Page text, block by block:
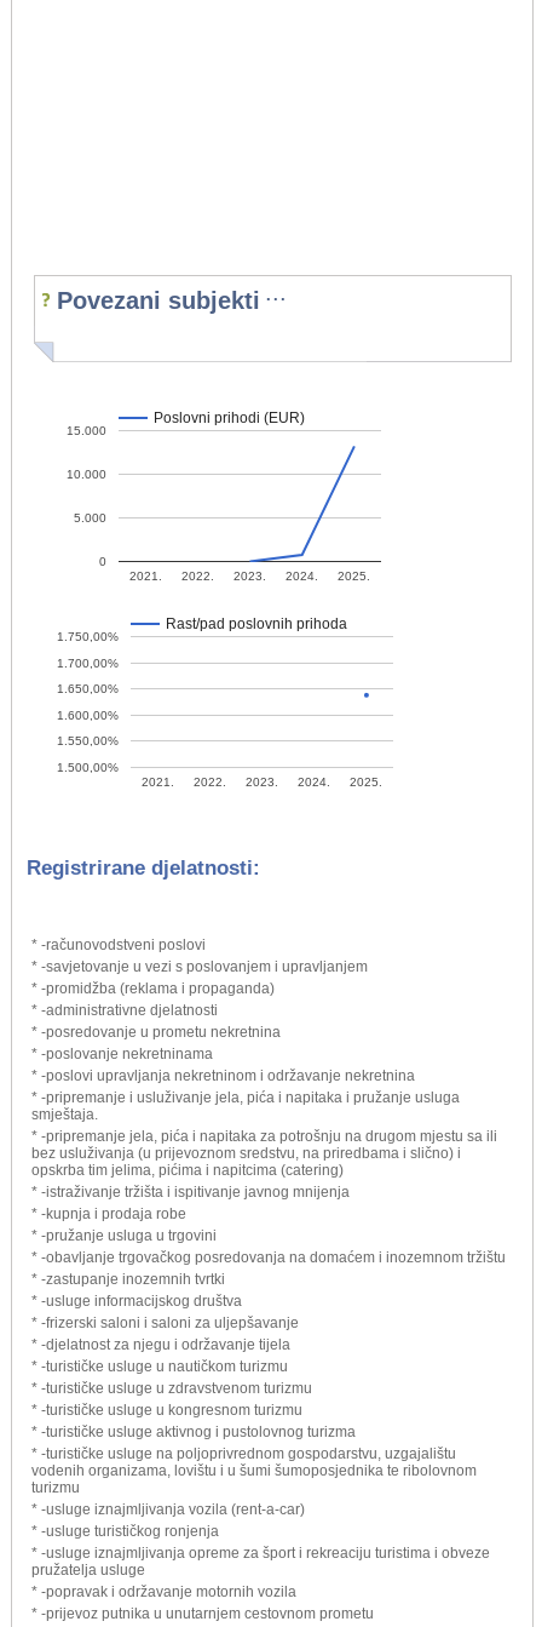
Povezani subjekti ...
Poslovni prihodi (EUR)
2021. 2022. 2023. 2024. 2025.
0
5.000
10.000
15.000
Rast/pad poslovnih prihoda
2021. 2022. 2023. 2024. 2025.
1.500,00%
1.550,00%
1.600,00%
1.650,00%
1.700,00%
1.750,00%
Registrirane djelatnosti:
* -računovodstveni poslovi
* -savjetovanje u vezi s poslovanjem i upravljanjem
* -promidžba (reklama i propaganda)
* -administrativne djelatnosti
* -posredovanje u prometu nekretnina
* -poslovanje nekretninama
* -poslovi upravljanja nekretninom i održavanje nekretnina
* -pripremanje i usluživanje jela, pića i napitaka i pružanje usluga
smještaja.
* -pripremanje jela, pića i napitaka za potrošnju na drugom mjestu sa ili
bez usluživanja (u prijevoznom sredstvu, na priredbama i slično) i
opskrba tim jelima, pićima i napitcima (catering)
* -istraživanje tržišta i ispitivanje javnog mnijenja
* -kupnja i prodaja robe
* -pružanje usluga u trgovini
* -obavljanje trgovačkog posredovanja na domaćem i inozemnom tržištu
* -zastupanje inozemnih tvrtki
* -usluge informacijskog društva
* -frizerski saloni i saloni za uljepšavanje
* -djelatnost za njegu i održavanje tijela
* -turističke usluge u nautičkom turizmu
* -turističke usluge u zdravstvenom turizmu
* -turističke usluge u kongresnom turizmu
* -turističke usluge aktivnog i pustolovnog turizma
* -turističke usluge na poljoprivrednom gospodarstvu, uzgajalištu
vodenih organizama, lovištu i u šumi šumoposjednika te ribolovnom
turizmu
* -usluge iznajmljivanja vozila (rent-a-car)
* -usluge turističkog ronjenja
* -usluge iznajmljivanja opreme za šport i rekreaciju turistima i obveze
pružatelja usluge
* -popravak i održavanje motornih vozila
* -prijevoz putnika u unutarnjem cestovnom prometu